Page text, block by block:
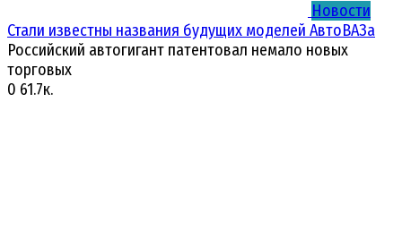
Новости
Стали известны названия будущих моделей АвтоВАЗа
Российский автогигант патентовал немало новых
торговых
0 61.7к.